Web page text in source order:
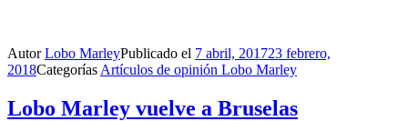
AutorLobo MarleyPublicado el 7 abril, 201723 febrero,
2018Categorías Artículos de opinión Lobo Marley
Lobo Marley vuelve a Bruselas